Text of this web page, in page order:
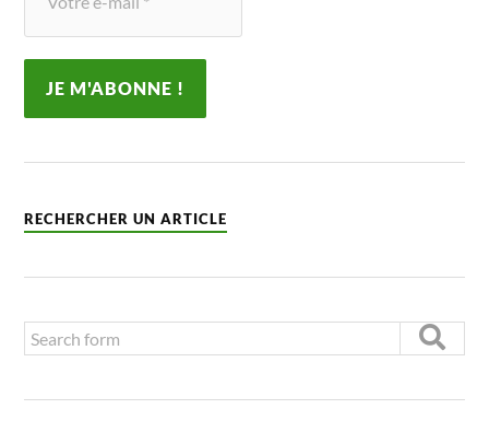
RECHERCHER UN ARTICLE